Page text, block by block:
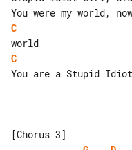
C
C
You are a Stupid